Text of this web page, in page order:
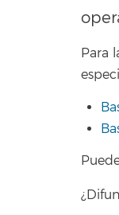
Para